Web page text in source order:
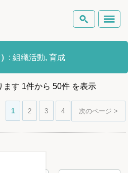
: 組織活動, 育成
ます 1件から 50件 を表示
1 2 3 4 次のページ >